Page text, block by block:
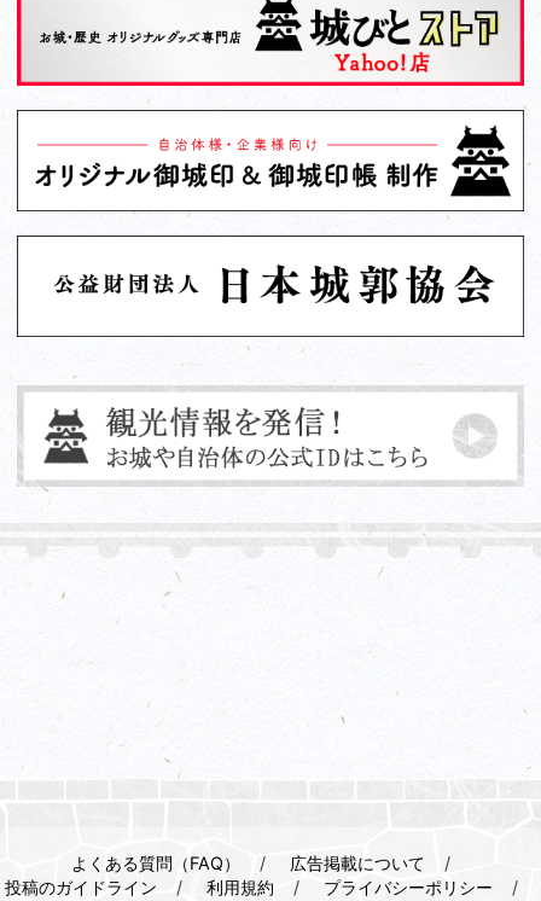
よくある質問（FAQ）
広告掲載について
投稿のガイドライン
利用規約 プライバシーポリシー